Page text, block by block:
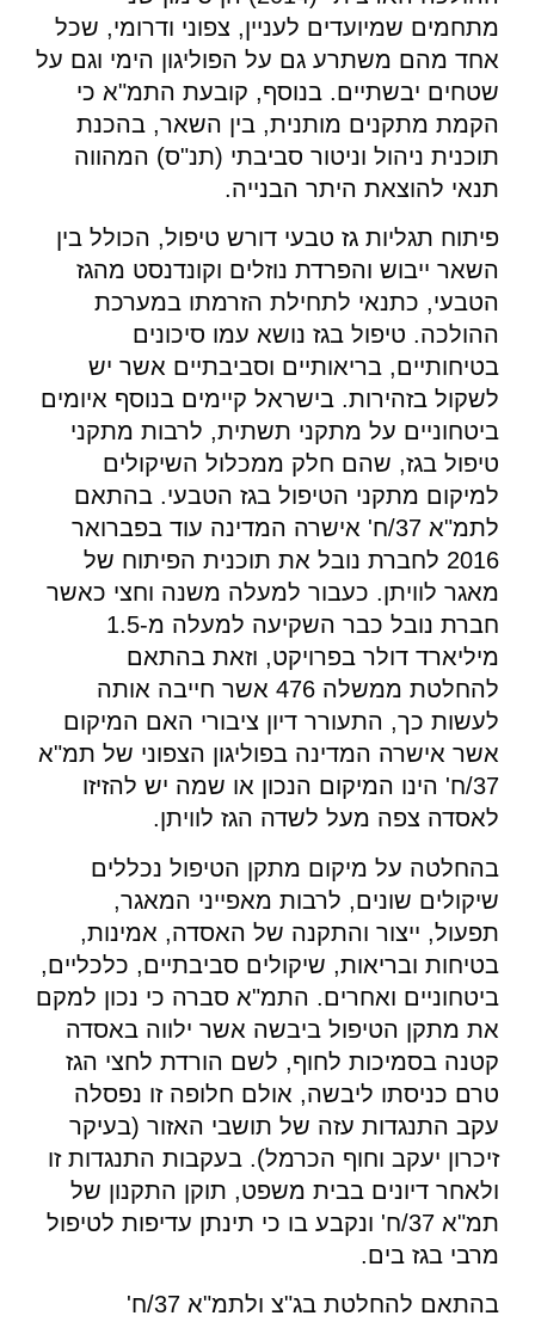
מתחמים שמיועדים לעניין, צפוני ודרומי, שכל
אחד מהם משתרע גם על הפוליגון הימי וגם על
שטחים יבשתיים. בנוסף, קובעת התמ"א כי
הקמת מתקנים מותנית, בין השאר, בהכנת
תוכנית ניהול וניטור סביבתי (תנ"ס) המהווה
תנאי להוצאת היתר הבנייה.
פיתוח תגליות גז טבעי דורש טיפול, הכולל בין
השאר ייבוש והפרדת נוזלים וקונדנסט מהגז
הטבעי, כתנאי לתחילת הזרמתו במערכת
ההולכה. טיפול בגז נושא עמו סיכונים
בטיחותיים, בריאותיים וסביבתיים אשר יש
לשקול בזהירות. בישראל קיימים בנוסף איומים
ביטחוניים על מתקני תשתית, לרבות מתקני
טיפול בגז, שהם חלק ממכלול השיקולים
למיקום מתקני הטיפול בגז הטבעי. בהתאם
לתמ"א 37/ח' אישרה המדינה עוד בפברואר
2016 לחברת נובל את תוכנית הפיתוח של
מאגר לוויתן. כעבור למעלה משנה וחצי כאשר
חברת נובל כבר השקיעה למעלה מ-1.5
מיליארד דולר בפרויקט, וזאת בהתאם
להחלטת ממשלה 476 אשר חייבה אותה
לעשות כך, התעורר דיון ציבורי האם המיקום
אשר אישרה המדינה בפוליגון הצפוני של תמ"א
37/ח' הינו המיקום הנכון או שמה יש להזיזו
לאסדה צפה מעל לשדה הגז לוויתן.
בהחלטה על מיקום מתקן הטיפול נכללים
שיקולים שונים, לרבות מאפייני המאגר,
תפעול, ייצור והתקנה של האסדה, אמינות,
בטיחות ובריאות, שיקולים סביבתיים, כלכליים,
ביטחוניים ואחרים. התמ"א סברה כי נכון למקם
את מתקן הטיפול ביבשה אשר ילווה באסדה
קטנה בסמיכות לחוף, לשם הורדת לחצי הגז
טרם כניסתו ליבשה, אולם חלופה זו נפסלה
עקב התנגדות עזה של תושבי האזור (בעיקר
זיכרון יעקב וחוף הכרמל). בעקבות התנגדות זו
ולאחר דיונים בבית משפט, תוקן התקנון של
תמ"א 37/ח' ונקבע בו כי תינתן עדיפות לטיפול
מרבי בגז בים.
בהתאם להחלטת בג"צ ולתמ"א 37/ח'